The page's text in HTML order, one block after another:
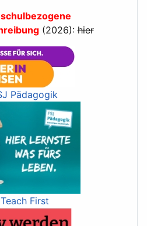
(2026):hier
Pädagogik
Teach First